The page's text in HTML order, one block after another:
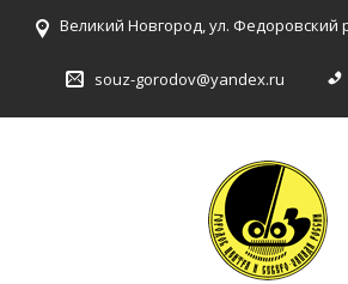
Великий Новгород, ул. Федоровский
souz-gorodov@yandex.ru